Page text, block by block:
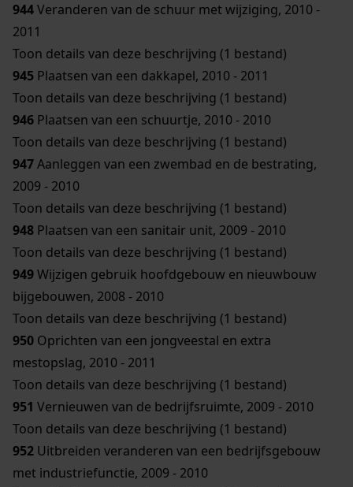
944Veranderen van de schuur met wijziging, 2010 -
2011
Toon details van deze beschrijving (1 bestand)
945 Plaatsen van een dakkapel, 2010 - 2011
Toon details van deze beschrijving (1 bestand)
946 Plaatsen van een schuurtje, 2010 - 2010
Toon details van deze beschrijving (1 bestand)
947Aanleggen van een zwembad en de bestrating,
2009 - 2010
Toon details van deze beschrijving (1 bestand)
948 Plaatsen van een sanitair unit, 2009 - 2010
Toon details van deze beschrijving (1 bestand)
949Wijzigen gebruik hoofdgebouw en nieuwbouw
bijgebouwen, 2008 - 2010
Toon details van deze beschrijving (1 bestand)
950 Oprichten van een jongveestal en extra
mestopslag, 2010 - 2011
Toon details van deze beschrijving (1 bestand)
951 Vernieuwen van de bedrijfsruimte, 2009 - 2010
Toon details van deze beschrijving (1 bestand)
952 Uitbreiden veranderen van een bedrijfsgebouw
met industriefunctie, 2009 - 2010